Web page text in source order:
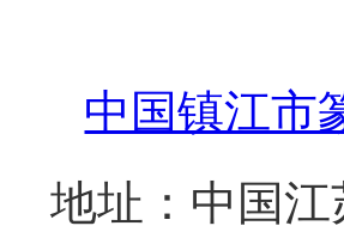
中国镇江市
地址：中国江